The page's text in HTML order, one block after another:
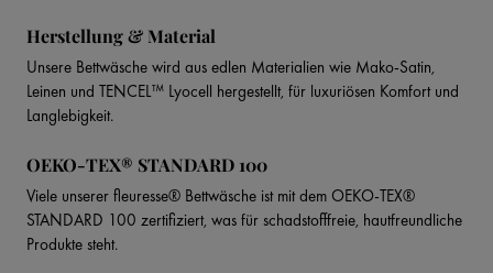
Herstellung & Material
Unsere Bettwäsche wird aus edlen Materialien wie Mako-Satin,
Leinen und TENCEL™ Lyocell hergestellt, für luxuriösen Komfort und
Langlebigkeit.
OEKO-TEX® STANDARD 100
Viele unserer fleuresse® Bettwäsche ist mit dem OEKO-TEX®
STANDARD 100 zertifiziert, was für schadstofffreie, hautfreundliche
Produkte steht.